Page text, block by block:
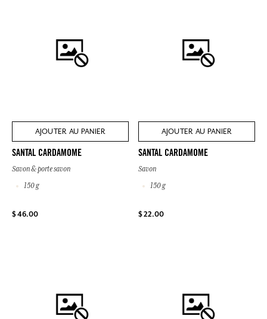
AJOUTER AU PANIER
SANTAL CARDAMOME
Savon & porte savon
150 g
$ 46.00
AJOUTER AU PANIER
SANTAL CARDAMOME
Savon
150 g
$ 22.00